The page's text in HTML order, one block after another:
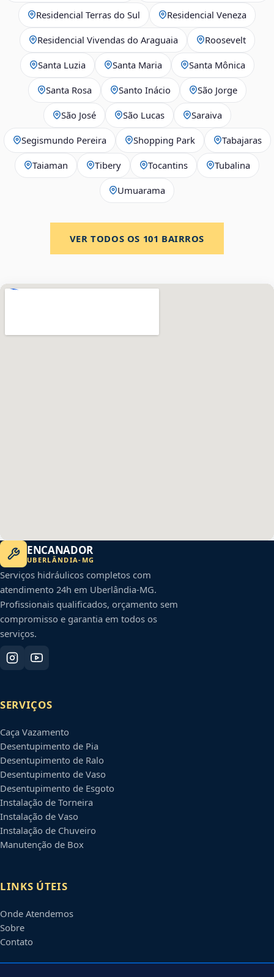
Residencial Terras do Sul Residencial Veneza
Residencial Vivendas do Araguaia Roosevelt
Santa Luzia Santa Maria Santa Mônica
Santa Rosa Santo Inácio São Jorge
São José São Lucas Saraiva
Segismundo Pereira Shopping Park Tabajaras
Taiaman Tibery Tocantins Tubalina
Umuarama
VER TODOS OS 101 BAIRROS
ENCANADOR
UBERLÂNDIA- MG
Serviços hidráulicos completos com
atendimento 24h em Uberlândia-MG.
Profissionais qualificados, orçamento sem
compromisso e garantia em todos os
serviços.
SERVIÇOS
Caça Vazamento
Desentupimento de Pia
Desentupimento de Ralo
Desentupimento de Vaso
Desentupimento de Esgoto
Instalação de Torneira
Instalação de Vaso
Instalação de Chuveiro
Manutenção de Box
LINKS ÚTEIS
Onde Atendemos
Sobre
Contato